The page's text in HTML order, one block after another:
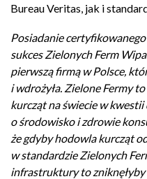
Bureau Veritas, jak i
Posiadanie
sukces Zielonych Ferm
pierwszą firmą w Polsce,
i wdrożyła. Zielone Fermy
kurcząt na świecie w
o środowisko i zdrowie
że gdyby hodowla kurcząt
w standardzie Zielonych
infrastruktury to